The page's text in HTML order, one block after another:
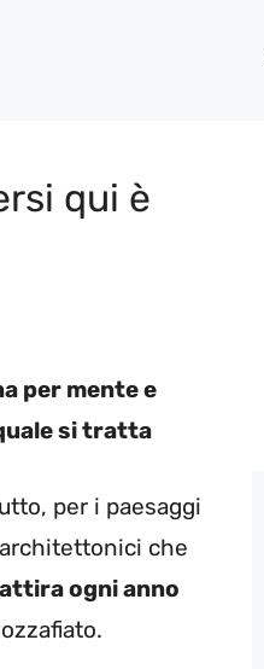
qui è
per mente e
si tratta
per i paesaggi
che
ogni anno